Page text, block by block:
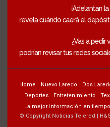
¡Adelantan
revela cuándo caerá el
¿Vas a pedir
podrían revisar tus redes
Home Nuevo Laredo Dos
Deportes
Entretenimiento
La mejor información en tiempo
© Copyright Noticias Telered |